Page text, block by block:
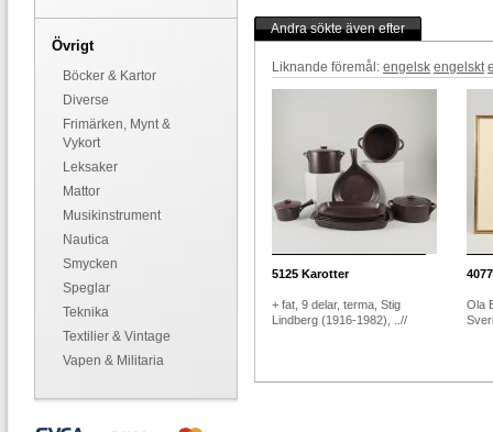
Övrigt
Böcker & Kartor
Diverse
Frimärken, Mynt &
Vykort
Leksaker
Mattor
Musikinstrument
Nautica
Smycken
Speglar
Teknika
Textilier & Vintage
Vapen & Militaria
Andra sökte även efter
Liknande föremål: engelsk engelskt
5125 Karotter
+ fat, 9 delar, terma, Stig
Lindberg (1916-1982), ..//
4077
Ola